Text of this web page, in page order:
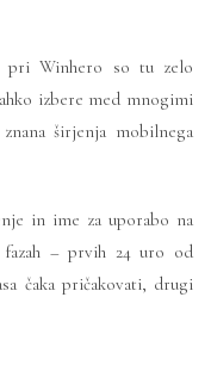
pri Winhero so tu zelo
izbere med mnogimi
širjenja mobilnega
in ime za uporabo na
fazah – prvih 24 uro od
čaka pričakovati, drugi